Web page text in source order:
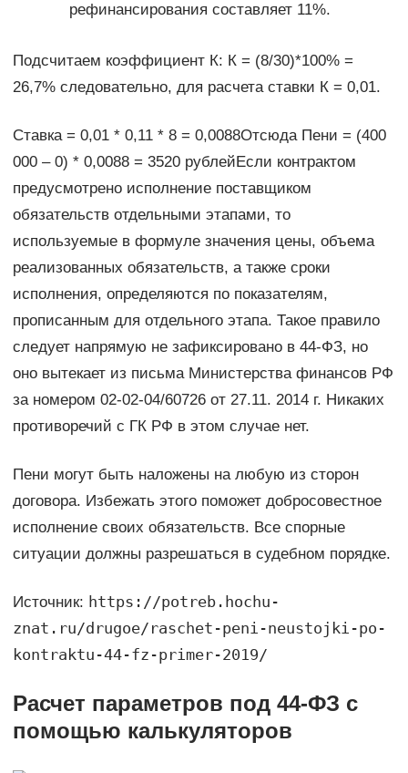
рефинансирования составляет 11%.
Подсчитаем коэффициент К: К = (8/30)*100% =
26,7% следовательно, для расчета ставки К = 0,01.
Ставка = 0,01 * 0,11 * 8 = 0,0088Отсюда Пени = (400
000 – 0) * 0,0088 = 3520 рублейЕсли контрактом
предусмотрено исполнение поставщиком
обязательств отдельными этапами, то
используемые в формуле значения цены, объема
реализованных обязательств, а также сроки
исполнения, определяются по показателям,
прописанным для отдельного этапа. Такое правило
следует напрямую не зафиксировано в 44-ФЗ, но
оно вытекает из письма Министерства финансов РФ
за номером 02-02-04/60726 от 27.11. 2014 г. Никаких
противоречий с ГК РФ в этом случае нет.
Пени могут быть наложены на любую из сторон
договора. Избежать этого поможет добросовестное
исполнение своих обязательств. Все спорные
ситуации должны разрешаться в судебном порядке.
Источник: https://potreb.hochu-
znat.ru/drugoe/raschet-peni-neustojki-po-
kontraktu-44-fz-primer-2019/
Расчет параметров под 44-ФЗ с
помощью калькуляторов